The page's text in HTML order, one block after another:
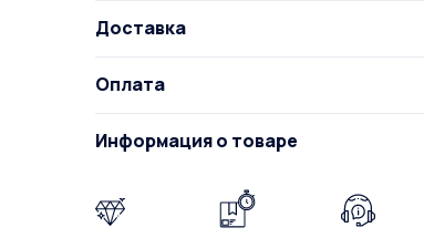
Доставка
Оплата
Информация о товаре